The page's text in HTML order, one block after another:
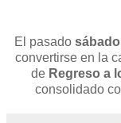
El pasado
convertirse en la
de Regreso a
consolidado